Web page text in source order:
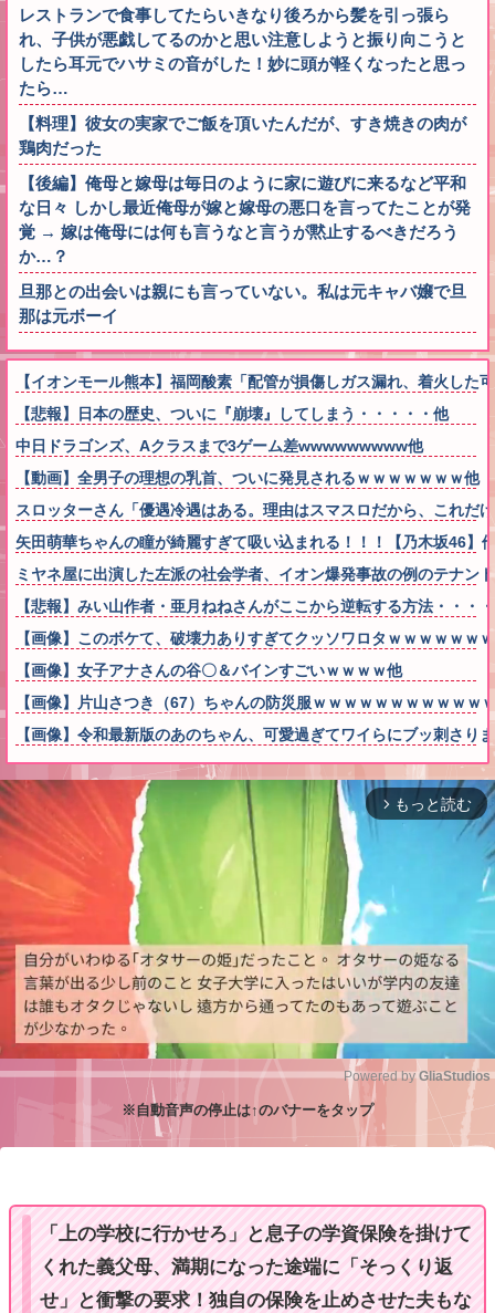
レストランで食事してたらいきなり後ろから髪を引っ張ら
れ、子供が悪戯してるのかと思い注意しようと振り向こうと
したら耳元でハサミの音がした！妙に頭が軽くなったと思っ
たら…
【料理】彼女の実家でご飯を頂いたんだが、すき焼きの肉が
鶏肉だった
【後編】俺母と嫁母は毎日のように家に遊びに来るなど平和
な日々 しかし最近俺母が嫁と嫁母の悪口を言ってたことが発
覚 → 嫁は俺母には何も言うなと言うが黙止するべきだろう
か…？
旦那との出会いは親にも言っていない。私は元キャバ嬢で旦
那は元ボーイ
【イオンモール熊本】福岡酸素「配管が損傷しガス漏れ、着火し
【悲報】日本の歴史、ついに『崩壊』してしまう・・・・・他
中日ドラゴンズ、Aクラスまで3ゲーム差wwwwwwwww他
【動画】全男子の理想の乳首、ついに発見されるｗｗｗｗｗｗｗ他
スロッターさん「優遇冷遇はある。理由はスマスロだから、これだ
矢田萌華ちゃんの瞳が綺麗すぎて吸い込まれる！！！【乃木坂46】
ミヤネ屋に出演した左派の社会学者、イオン爆発事故の例のテナ
【悲報】みい山作者・亜月ねねさんがここから逆転する方法・・・
【画像】このボケて、破壊力ありすぎてクッソワロタｗｗｗｗｗｗ
【画像】女子アナさんの谷〇＆バインすごいｗｗｗｗ他
【画像】片山さつき（67）ちゃんの防災服ｗｗｗｗｗｗｗｗｗｗｗ
【画像】令和最新版のあのちゃん、可愛過ぎてワイらにブッ刺さり
arrow_forward_ios もっと読む
Powered by GliaStudios
※自動音声の停止は↑のバナーをタップ
「上の学校に行かせろ」と息子の学資保険を掛けて
くれた義父母、満期になった途端に「そっくり返
せ」と衝撃の要求！独自の保険を止めさせた夫もな